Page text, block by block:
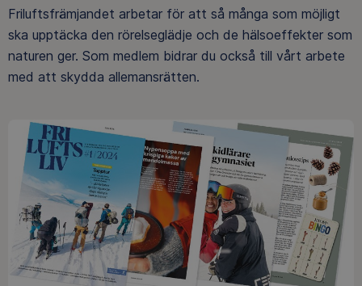
Friluftsfrämjandet arbetar för att så många som möjligt
ska upptäcka den rörelseglädje och de hälsoeffekter som
naturen ger. Som medlem bidrar du också till vårt arbete
med att skydda allemansrätten.